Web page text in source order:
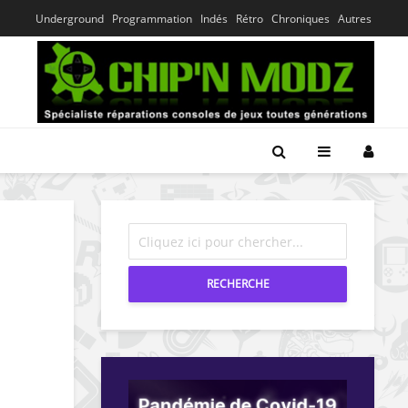
Underground Programmation Indés Rétro Chroniques Autres
RECHERCHE